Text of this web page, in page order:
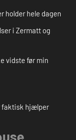
holder hele dagen
i Zermatt og
vidste før min
faktisk hjælper